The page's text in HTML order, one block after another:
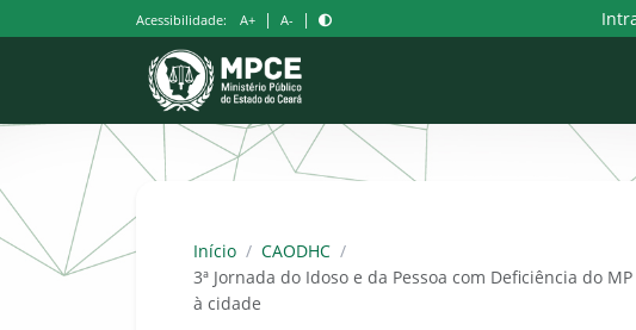
para
Acessibilidade: A+ | A- |
Início / CAODHC /
3ª Jornada do Idoso e da Pessoa com Deficiência do
à cidade